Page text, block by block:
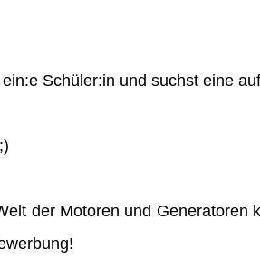
Schüler:in und suchst eine
der Motoren und Generatoren